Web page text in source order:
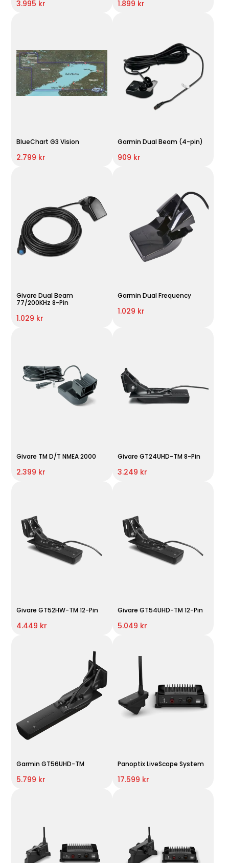
3.995 kr 1.899 kr
BlueChart G3 Vision
2.799 kr
Garmin Dual Beam (4-pin)
909 kr
Givare Dual Beam
77/200KHz 8-Pin
1.029 kr
Garmin Dual Frequency
1.029 kr
Givare TM D/T NMEA 2000
2.399 kr
Givare GT24UHD-TM 8-Pin
3.249 kr
Givare GT52HW-TM 12-Pin
4.449 kr
Givare GT54UHD-TM 12-Pin
5.049 kr
Garmin GT56UHD-TM
5.799 kr
Panoptix LiveScope System
17.599 kr